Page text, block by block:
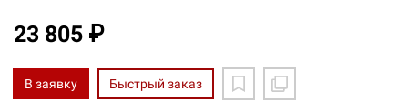
23 805 ₽
В заявку Быстрый заказ